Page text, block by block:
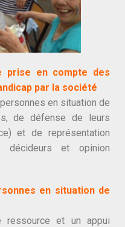
prise en compte des
par la société
en situation de
de défense de leurs
et de représentation
décideurs et opinion
en situation de
ressource et un appui